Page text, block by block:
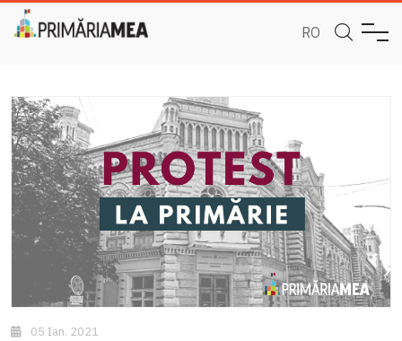
RO
05 Ian. 2021